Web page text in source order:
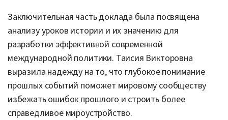
Заключительная часть доклада была посвящена
анализу уроков истории и их значению для
разработки эффективной современной
международной политики. Таисия Викторовна
выразила надежду на то, что глубокое понимание
прошлых событий поможет мировому сообществу
избежать ошибок прошлого и строить более
справедливое мироустройство.